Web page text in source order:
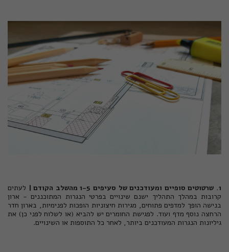
1. שרטוטים סופיים ומעודכנים של סעיפים 1-5 מהשלב הקודם |
לעתים
קרובות במהלך התהליך ישנם שינויים בפרטי הנגרות המתוכננים - ארון
בנישה הופך למדפים פתוחים, מגירות חיצוניות הופכות לפנימיות, בארון חדר
הרחצה נוסף מדף ועוד. לפגישת החומרים יש להביא (או לשלוח לפני כן) את
גיליונות הנגרות המעודכנים ביותר, לאחר כל התוספות או השינויים.